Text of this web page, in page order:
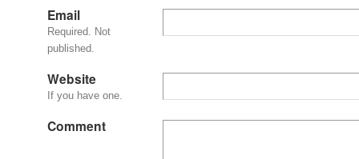
Email
Required. Not
published.
Website
If you have one.
Comment